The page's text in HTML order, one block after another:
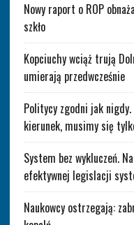
Nowy raport o ROP
szkło
Kopciuchy wciąż trują
umierają przedwcześnie
Politycy zgodni jak
kierunek, musimy się
System bez wykluczeń.
efektywnej legislacji
Naukowcy ostrzegają: